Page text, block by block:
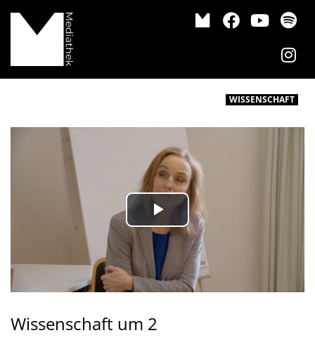
WISSENSCHAFT
Play Video
Wissenschaft um 2